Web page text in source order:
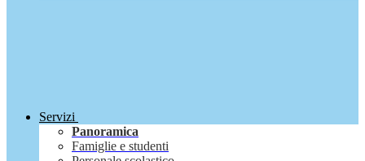
Servizi
Panoramica
Famiglie e studenti